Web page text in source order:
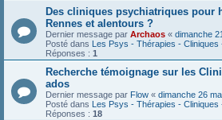
Des cliniques psychiatriques pour
Rennes et alentours ?
Dernier message par Archaos « dimanche
Posté dans
Les Psys - Thérapies -
Réponses : 1
Recherche témoignage sur les
ados
Dernier message par Flow « dimanche 26
Posté dans
Les Psys - Thérapies -
Réponses : 18